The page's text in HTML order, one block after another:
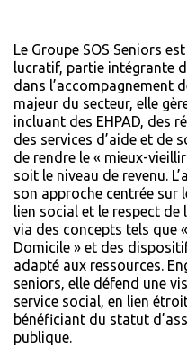
Le Groupe SOS Seniors
lucratif, partie intégrante
dans l’accompagnement
majeur du secteur, elle
incluant des EHPAD, des
des services d’aide et de
de rendre le « mieux-
soit le niveau de revenu.
son approche centrée sur
lien social et le respect de
via des concepts tels que
Domicile » et des
adapté aux ressources.
seniors, elle défend une
service social, en lien
bénéficiant du statut
publique.